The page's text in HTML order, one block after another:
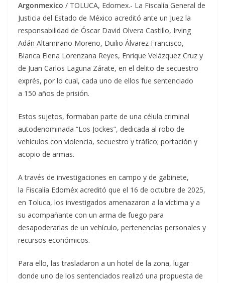
Argonmexico / TOLUCA, Edomex.- La Fiscalía General de
Justicia del Estado de México acreditó ante un Juez la
responsabilidad de Óscar David Olvera Castillo, Irving
Adán Altamirano Moreno, Duilio Álvarez Francisco,
Blanca Elena Lorenzana Reyes, Enrique Velázquez Cruz y
de Juan Carlos Laguna Zárate, en el delito de secuestro
exprés, por lo cual, cada uno de ellos fue sentenciado
a 150 años de prisión.
Estos sujetos, formaban parte de una célula criminal
autodenominada “Los Jockes”, dedicada al robo de
vehículos con violencia, secuestro y tráfico; portación y
acopio de armas.
A través de investigaciones en campo y de gabinete,
la Fiscalía Edoméx acreditó que el 16 de octubre de 2025,
en Toluca, los investigados amenazaron a la víctima y a
su acompañante con un arma de fuego para
desapoderarlas de un vehículo, pertenencias personales y
recursos económicos.
Para ello, las trasladaron a un hotel de la zona, lugar
donde uno de los sentenciados realizó una propuesta de